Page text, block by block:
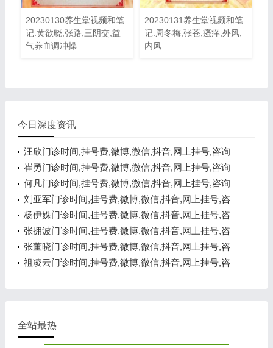
20230130养生堂视频和笔
记:黄欲晓,张路,三阴交,益
气养血调冲操
20230131养生堂视频和笔
记:周冬梅,张苍,瘙痒,外风,
内风
今日深度资讯
汪欣门诊时间,挂号费,微博,微信,抖音,网上挂号,咨询
电话,在线咨询
崔勇门诊时间,挂号费,微博,微信,抖音,网上挂号,咨询
电话,在线咨询
何凡门诊时间,挂号费,微博,微信,抖音,网上挂号,咨询
电话,在线咨询
刘亚军门诊时间,挂号费,微博,微信,抖音,网上挂号,咨
询电话,在线咨询
杨伊姝门诊时间,挂号费,微博,微信,抖音,网上挂号,咨
询电话,在线咨询
张拥波门诊时间,挂号费,微博,微信,抖音,网上挂号,咨
询电话,在线咨询
张董晓门诊时间,挂号费,微博,微信,抖音,网上挂号,咨
询电话,在线咨询
祖凌云门诊时间,挂号费,微博,微信,抖音,网上挂号,咨
全站最热